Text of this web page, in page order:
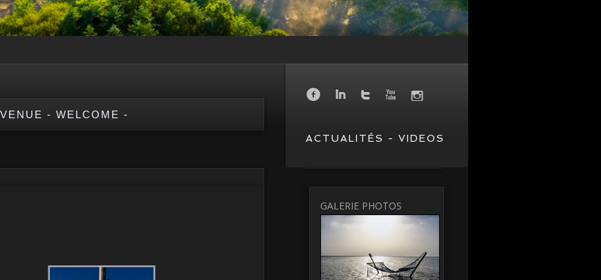
- WELCOME -
f I T X I
ACTUALITÉS - VIDEOS
GALERIE PHOTOS